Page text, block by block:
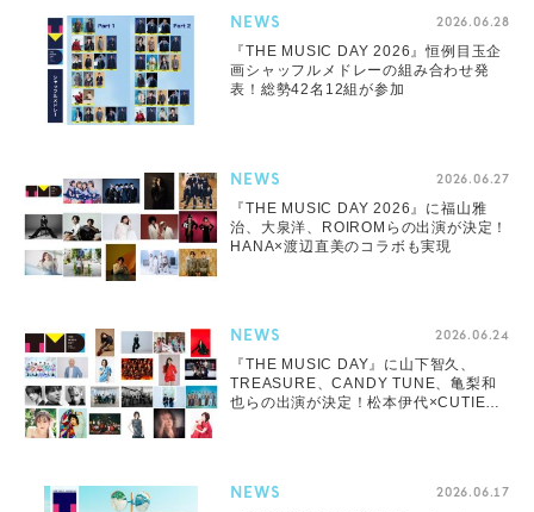
NEWS 2026.06.28
『THE MUSIC DAY 2026』恒例目玉企
画シャッフルメドレーの組み合わせ発
表！総勢42名12組が参加
NEWS 2026.06.27
『THE MUSIC DAY 2026』に福山雅
治、大泉洋、ROIROMらの出演が決定！
HANA×渡辺直美のコラボも実現
NEWS 2026.06.24
『THE MUSIC DAY』に山下智久、
TREASURE、CANDY TUNE、亀梨和
也らの出演が決定！松本伊代×CUTIE
NEWS 2026.06.17